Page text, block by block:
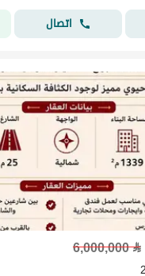
اتصال
⃁
6,000,000